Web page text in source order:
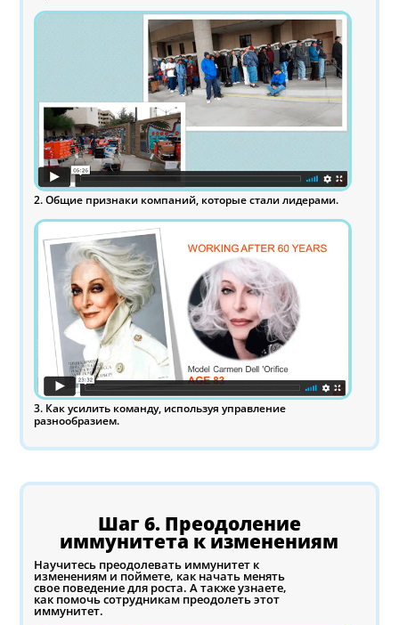
2. Общие признаки компаний, которые стали лидерами.
3. Как усилить команду, используя управление
разнообразием.
Шаг 6. Преодоление
иммунитета к изменениям
Научитесь преодолевать иммунитет к
изменениям и поймете, как начать менять
свое поведение для роста. А также узнаете,
как помочь сотрудникам преодолеть этот
иммунитет.